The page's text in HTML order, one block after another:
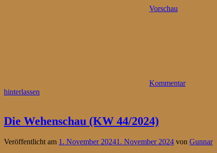
Vorschau
Kommentar
hinterlassen
Die Wehenschau (KW 44/2024)
Veröffentlicht am 1. November 20241. November 2024 von Gunnar